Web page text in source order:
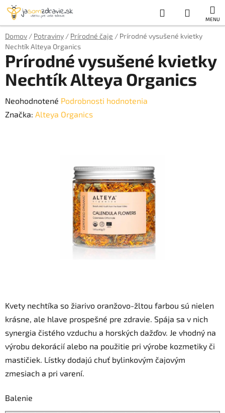
Prejsť
obsah
Hľadať
KOŠÍK
Domov / Potraviny / Prírodné čaje / Prírodné vysušené kvietky
Nechtík Alteya Organics
Kvety nechtíka so žiarivo oranžovo-žltou farbou sú nielen
krásne, ale hlave prospešné pre zdravie. Spája sa v nich
synergia čistého vzduchu a horských dažďov. Je vhodný na
výrobu dekorácií alebo na použitie pri výrobe kozmetiky či
mastičiek. Lístky dodajú chuť bylinkovým čajovým
zmesiach a pri varení.
Balenie
Prírodné vysušené kvietky
Nechtík Alteya Organics
Priemerné
hodnotenie
Neohodnotené Podrobnosti hodnotenia
Značka: Alteya Organics